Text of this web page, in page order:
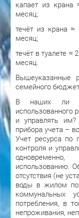
капает из крана
месяц;
течёт из крана ≈
месяц;
течёт в туалете ≈
месяц.
Вышеуказанные
семейного
В наших ли
использованного
и управлять
прибора учета –
Учет ресурса по
контроля и
использованию.
отсутствия (не
воды в жилом
коммунальных
потребления, в
непроживания,